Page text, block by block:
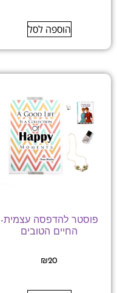
הוספה לסל
פוסטר להדפסה עצמית-
החיים הטובים
₪20